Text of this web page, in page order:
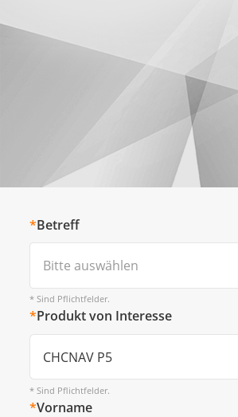
*Betreff
Bitte auswählen
* Sind Pflichtfelder.
*Produkt von Interesse
* Sind Pflichtfelder.
*Vorname